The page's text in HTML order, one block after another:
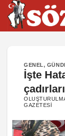
İçeriğe
atla
GENEL,
İşte
çadırları
GAZETESI